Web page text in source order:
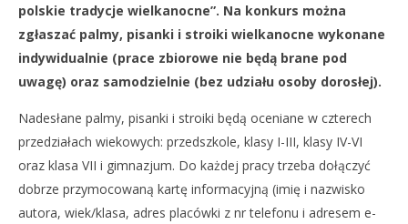
NOW VIEWING
Konkurs wielkanocny
polskie tradycje wielkanocne”. Na konkurs można
zgłaszać palmy, pisanki i stroiki wielkanocne wykonane
indywidualnie (prace zbiorowe nie będą brane pod
uwagę) oraz samodzielnie (bez udziału osoby dorosłej).
Nadesłane palmy, pisanki i stroiki będą oceniane w czterech
przedziałach wiekowych: przedszkole, klasy I-III, klasy IV-VI
oraz klasa VII i gimnazjum. Do każdej pracy trzeba dołączyć
dobrze przymocowaną kartę informacyjną (imię i nazwisko
autora, wiek/klasa, adres placówki z nr telefonu i adresem e-